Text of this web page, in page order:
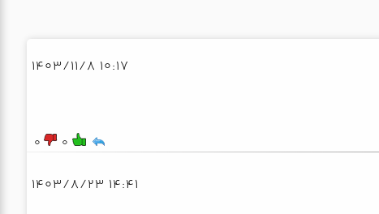
10:17 1403/11/8
0
0
14:41 1403/8/23